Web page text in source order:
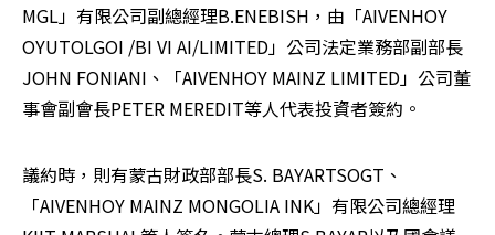
MGL」有限公司副總經理B.ENEBISH，由「AIVENHOY
OYUTOLGOI /BI VI AI/LIMITED」公司法定業務部副部長
JOHN FONIANI、「AIVENHOY MAINZ LIMITED」公司董
事會副會長PETER MEREDIT等人代表投資者簽約。
議約時，則有蒙古財政部部長S. BAYARTSOGT、
「AIVENHOY MAINZ MONGOLIA INK」有限公司總經理